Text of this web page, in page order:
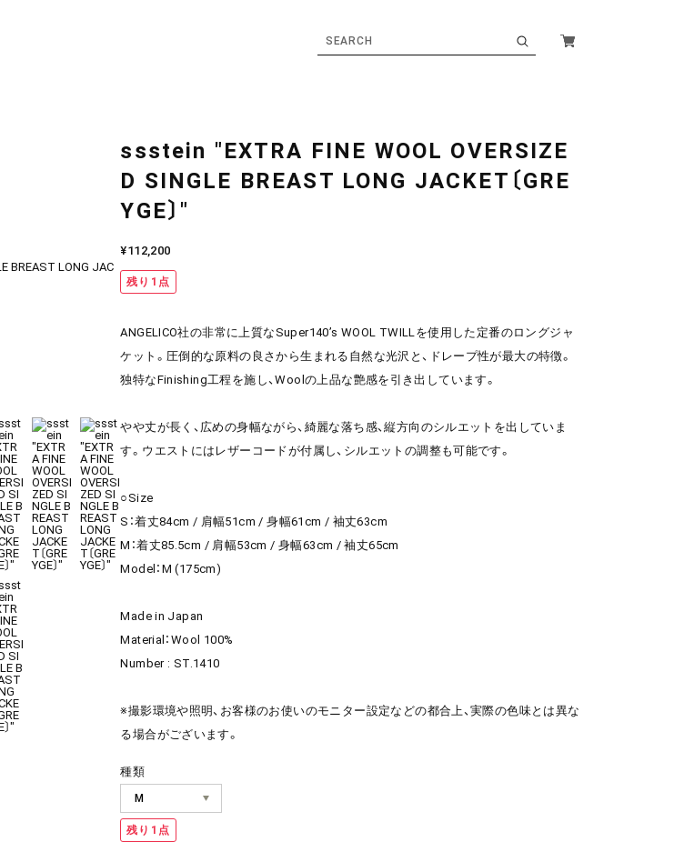
ssstein "EXTRA FINE WOOL OVERSIZE
D SINGLE BREAST LONG JACKET〔GRE
YGE〕"
¥112,200
残り1点
ANGELICO社の非常に上質なSuper140’s WOOL TWILLを使用した定番のロングジャ
ケット。圧倒的な原料の良さから生まれる自然な光沢と、ドレープ性が最大の特徴。
独特なFinishing工程を施し、Woolの上品な艶感を引き出しています。
やや丈が長く、広めの身幅ながら、綺麗な落ち感、縦方向のシルエットを出していま
す。ウエストにはレザーコードが付属し、シルエットの調整も可能です。
○Size
S：着丈84cm / 肩幅51cm / 身幅61cm / 袖丈63cm
M：着丈85.5cm / 肩幅53cm / 身幅63cm / 袖丈65cm
Model：M (175cm)
Made in Japan
Material：Wool 100%
Number : ST.1410
※撮影環境や照明、お客様のお使いのモニター設定などの都合上、実際の色味とは異な
る場合がございます。
種類
残り1点